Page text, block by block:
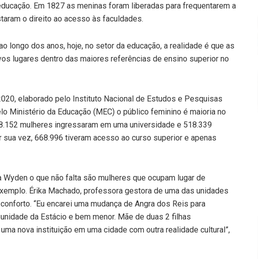
Em 1827 as meninas foram liberadas para frequentarem a
o direito ao acesso às faculdades.
longo dos anos, hoje, no setor da educação, a realidade é que as
lugares dentro das maiores referências de ensino superior no
elaborado pelo Instituto Nacional de Estudos e Pesquisas
Ministério da Educação (MEC) o público feminino é maioria no
mulheres ingressaram em uma universidade e 518.339
sua vez, 668.996 tiveram acesso ao curso superior e apenas
o que não falta são mulheres que ocupam lugar de
Érika Machado, professora gestora de uma das unidades
“Eu encarei uma mudança de Angra dos Reis para
da Estácio e bem menor. Mãe de duas 2 filhas
nova instituição em uma cidade com outra realidade cultural”,